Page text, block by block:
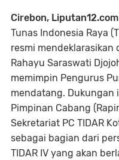
Cirebon, Liputan12.com
Tunas Indonesia Raya
resmi mendeklarasikan
Rahayu Saraswati
memimpin Pengurus
mendatang. Dukungan
Pimpinan Cabang
Sekretariat PC TIDAR
sebagai bagian dari
TIDAR IV yang akan